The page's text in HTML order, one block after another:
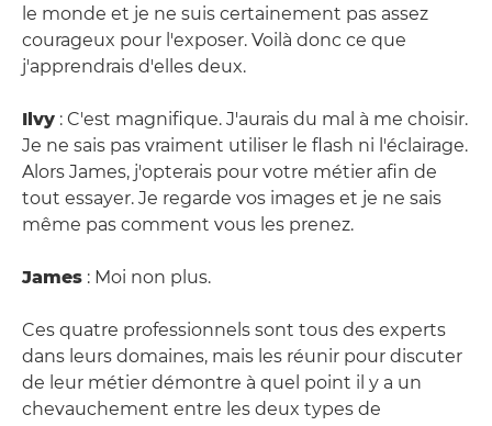
le monde et je ne suis certainement pas assez
courageux pour l'exposer. Voilà donc ce que
j'apprendrais d'elles deux.
Ilvy : C'est magnifique. J'aurais du mal à me choisir.
Je ne sais pas vraiment utiliser le flash ni l'éclairage.
Alors James, j'opterais pour votre métier afin de
tout essayer. Je regarde vos images et je ne sais
même pas comment vous les prenez.
James : Moi non plus.
Ces quatre professionnels sont tous des experts
dans leurs domaines, mais les réunir pour discuter
de leur métier démontre à quel point il y a un
chevauchement entre les deux types de